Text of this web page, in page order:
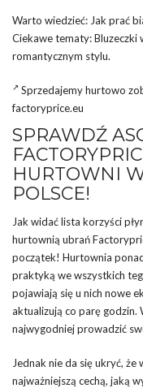
Warto wiedzieć: Jak prać
Ciekawe tematy: Bluzeczki
romantycznym stylu.
Sprzedajemy hurtowo
factoryprice.eu
SPRAWDŹ
HURTOWNI
POLSCE!
Jak widać lista korzyści
hurtownią ubrań
początek! Hurtownia
praktyką we wszystkich
pojawiają się u nich nowe
aktualizują co parę godzin.
najwygodniej prowadzić
Jednak nie da się ukryć,
najważniejszą cechą, jaką